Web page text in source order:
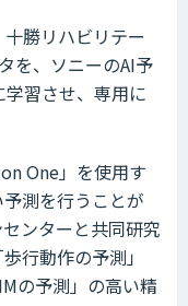
勝リハビリテー
を、ソニーのAI予
習させ、専用に
One」を使用す
測を行うことが
ンターと共同研究
行動作の予測」
の予測」の高い精